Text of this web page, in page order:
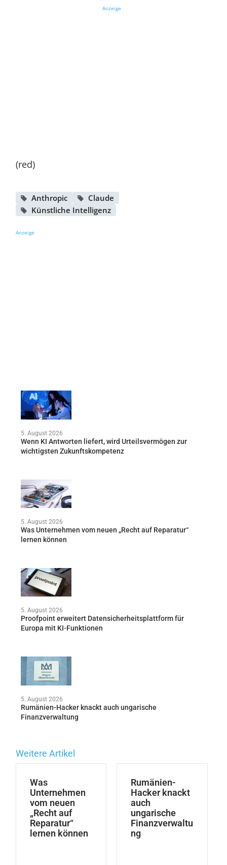
Anzeige
(red)
Anthropic
Claude
Künstliche Intelligenz
Anzeige
5. August 2026
Wenn KI Antworten liefert, wird Urteilsvermögen zur
wichtigsten Zukunftskompetenz
5. August 2026
Was Unternehmen vom neuen „Recht auf Reparatur“
lernen können
5. August 2026
Proofpoint erweitert Datensicherheitsplattform für
Europa mit KI-Funktionen
5. August 2026
Rumänien-Hacker knackt auch ungarische
Finanzverwaltung
Weitere Artikel
Was
Unternehmen
vom neuen
„Recht auf
Reparatur“
lernen können
Rumänien-
Hacker knackt
auch
ungarische
Finanzverwaltu
ng